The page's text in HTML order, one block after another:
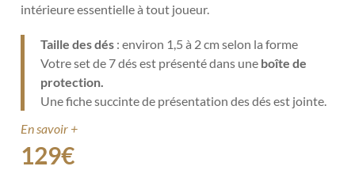
intérieure essentielle à tout joueur.
Taille des dés : environ 1,5 à 2 cm selon la forme
Votre set de 7 dés est présenté dans une boîte de
protection.
Une fiche succinte de présentation des dés est jointe.
En savoir +
129€